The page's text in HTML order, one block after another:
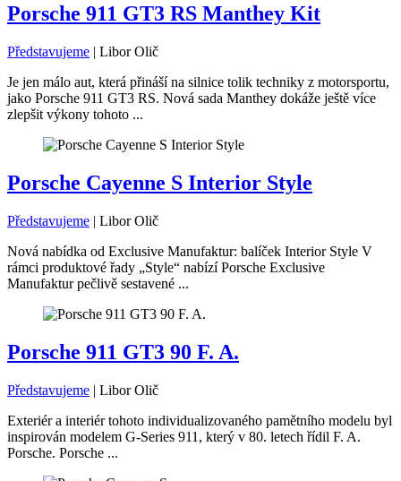
Porsche 911 GT3 RS Manthey Kit
Představujeme | Libor Olič
Je jen málo aut, která přináší na silnice tolik techniky z motorsportu,
jako Porsche 911 GT3 RS. Nová sada Manthey dokáže ještě více
zlepšit výkony tohoto ...
Porsche Cayenne S Interior Style
Představujeme | Libor Olič
Nová nabídka od Exclusive Manufaktur: balíček Interior Style V
rámci produktové řady „Style“ nabízí Porsche Exclusive
Manufaktur pečlivě sestavené ...
Porsche 911 GT3 90 F. A.
Představujeme | Libor Olič
Exteriér a interiér tohoto individualizovaného pamětního modelu byl
inspirován modelem G-Series 911, který v 80. letech řídil F. A.
Porsche. Porsche ...